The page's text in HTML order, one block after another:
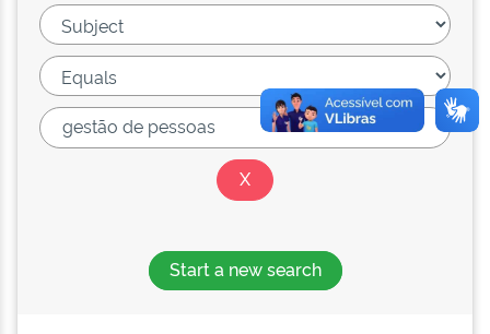
Start a new search